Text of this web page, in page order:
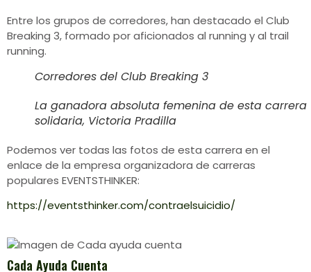
Entre los grupos de corredores, han destacado el Club
Breaking 3, formado por aficionados al running y al trail
running.
Corredores del Club Breaking 3
La ganadora absoluta femenina de esta carrera
solidaria, Victoria Pradilla
Podemos ver todas las fotos de esta carrera en el
enlace de la empresa organizadora de carreras
populares EVENTSTHINKER:
https://eventsthinker.com/contraelsuicidio/
Cada Ayuda Cuenta